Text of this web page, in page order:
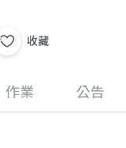
收藏
作業 公告